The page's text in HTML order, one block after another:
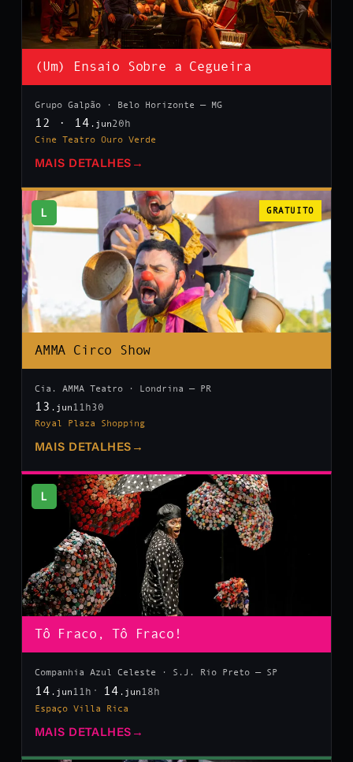
(Um) Ensaio Sobre a Cegueira
Grupo Galpão · Belo Horizonte — MG
12 · 14 .jun20h
Cine Teatro Ouro Verde
MAIS DETALHES →
L GRATUITO
AMMA Circo Show
Cia. AMMA Teatro · Londrina — PR
13 .jun 11h30
Royal Plaza Shopping
MAIS DETALHES →
L
Tô Fraco, Tô Fraco!
Companhia Azul Celeste · S.J. Rio Preto — SP
14 .jun 11h 14 .jun 18h
Espaço Villa Rica
MAIS DETALHES →